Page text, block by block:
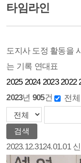
타임라인
도지사 도정 활동을
는 기록 연대표
2025 2024 2023 2022
2023년 905건 전체
검색
2023.12.3124.01.01